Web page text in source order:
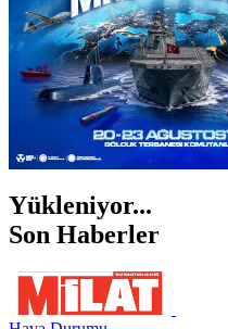
Yükleniyor...
Son Haberler